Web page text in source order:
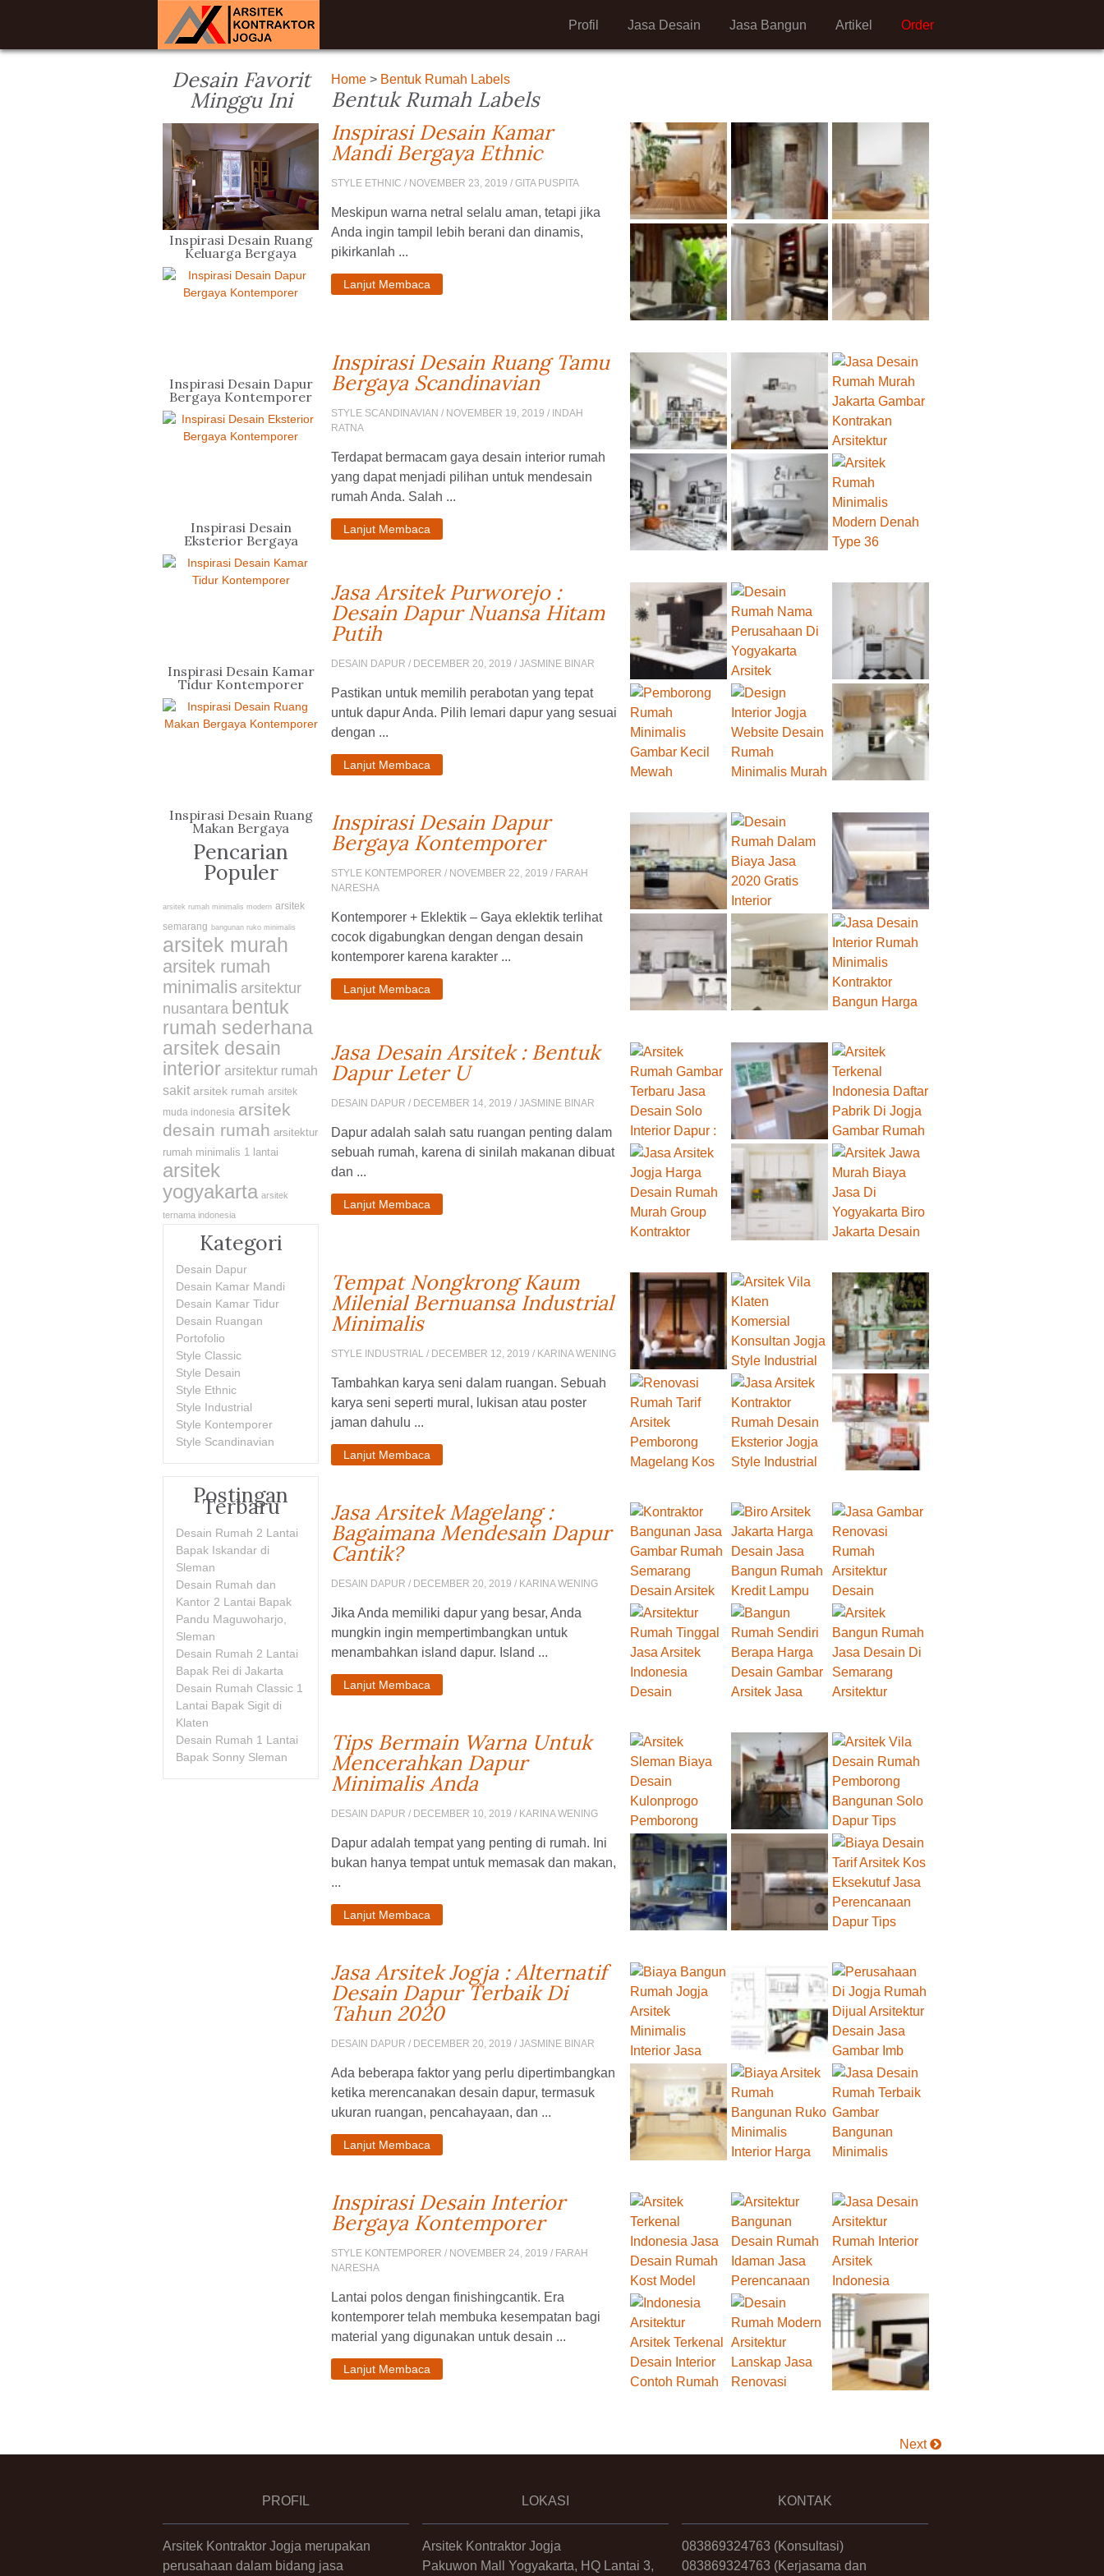
Order
Artikel
Jasa Bangun
Jasa Desain
Profil
Home > Bentuk Rumah Labels
Bentuk Rumah Labels
Inspirasi Desain Kamar
Mandi Bergaya Ethnic
STYLE ETHNIC / NOVEMBER 23, 2019 / GITA PUSPITA
Meskipun warna netral selalu aman, tetapi jika
Anda ingin tampil lebih berani dan dinamis,
pikirkanlah ...
Lanjut Membaca
Inspirasi Desain Ruang Tamu
Bergaya Scandinavian
STYLE SCANDINAVIAN / NOVEMBER 19, 2019 / INDAH
RATNA
Terdapat bermacam gaya desain interior rumah
yang dapat menjadi pilihan untuk mendesain
rumah Anda. Salah ...
Lanjut Membaca
Jasa Arsitek Purworejo :
Desain Dapur Nuansa Hitam
Putih
DESAIN DAPUR / DECEMBER 20, 2019 / JASMINE BINAR
Pastikan untuk memilih perabotan yang tepat
untuk dapur Anda. Pilih lemari dapur yang sesuai
dengan ...
Lanjut Membaca
Inspirasi Desain Dapur
Bergaya Kontemporer
STYLE KONTEMPORER / NOVEMBER 22, 2019 / FARAH
NARESHA
Kontemporer + Eklektik – Gaya eklektik terlihat
cocok digabungkan dengan dengan desain
kontemporer karena karakter ...
Lanjut Membaca
Jasa Desain Arsitek : Bentuk
Dapur Leter U
DESAIN DAPUR / DECEMBER 14, 2019 / JASMINE BINAR
Dapur adalah salah satu ruangan penting dalam
sebuah rumah, karena di sinilah makanan dibuat
dan ...
Lanjut Membaca
Tempat Nongkrong Kaum
Milenial Bernuansa Industrial
Minimalis
STYLE INDUSTRIAL / DECEMBER 12, 2019 / KARINA WENING
Tambahkan karya seni dalam ruangan. Sebuah
karya seni seperti mural, lukisan atau poster
jaman dahulu ...
Lanjut Membaca
Jasa Arsitek Magelang :
Bagaimana Mendesain Dapur
Cantik?
DESAIN DAPUR / DECEMBER 20, 2019 / KARINA WENING
Jika Anda memiliki dapur yang besar, Anda
mungkin ingin mempertimbangkan untuk
menambahkan island dapur. Island ...
Lanjut Membaca
Tips Bermain Warna Untuk
Mencerahkan Dapur
Minimalis Anda
DESAIN DAPUR / DECEMBER 10, 2019 / KARINA WENING
Dapur adalah tempat yang penting di rumah. Ini
bukan hanya tempat untuk memasak dan makan,
...
Lanjut Membaca
Jasa Arsitek Jogja : Alternatif
Desain Dapur Terbaik Di
Tahun 2020
DESAIN DAPUR / DECEMBER 20, 2019 / JASMINE BINAR
Ada beberapa faktor yang perlu dipertimbangkan
ketika merencanakan desain dapur, termasuk
ukuran ruangan, pencahayaan, dan ...
Lanjut Membaca
Inspirasi Desain Interior
Bergaya Kontemporer
STYLE KONTEMPORER / NOVEMBER 24, 2019 / FARAH
NARESHA
Lantai polos dengan finishingcantik. Era
kontemporer telah membuka kesempatan bagi
material yang digunakan untuk desain ...
Lanjut Membaca
Desain Favorit
Minggu Ini
Inspirasi Desain Ruang
Keluarga Bergaya
Kontemporer
Inspirasi Desain Dapur
Bergaya Kontemporer
Inspirasi Desain
Eksterior Bergaya
Kontemporer
Inspirasi Desain Kamar
Tidur Kontemporer
Inspirasi Desain Ruang
Makan Bergaya
Kontemporer
Pencarian
Populer
arsitek rumah minimalis modern arsitek
semarang
bangunan ruko minimalis
arsitek murah
arsitek rumah
minimalis arsitektur
nusantara bentuk
rumah sederhana
arsitek desain
interior arsitektur rumah
sakit arsitek rumah arsitek
muda indonesia arsitek
desain rumah arsitektur
rumah minimalis 1 lantai
arsitek
yogyakarta arsitek
ternama indonesia
Kategori
Desain Dapur
Desain Kamar Mandi
Desain Kamar Tidur
Desain Ruangan
Portofolio
Style Classic
Style Desain
Style Ethnic
Style Industrial
Style Kontemporer
Style Scandinavian
Postingan
Terbaru
Desain Rumah 2 Lantai
Bapak Iskandar di
Sleman
Desain Rumah dan
Kantor 2 Lantai Bapak
Pandu Maguwoharjo,
Sleman
Desain Rumah 2 Lantai
Bapak Rei di Jakarta
Desain Rumah Classic 1
Lantai Bapak Sigit di
Klaten
Desain Rumah 1 Lantai
Bapak Sonny Sleman
Next
PROFIL
Arsitek Kontraktor Jogja merupakan
perusahaan dalam bidang jasa
LOKASI
Arsitek Kontraktor Jogja
Pakuwon Mall Yogyakarta, HQ Lantai 3,
KONTAK
083869324763 (Konsultasi)
083869324763 (Kerjasama dan